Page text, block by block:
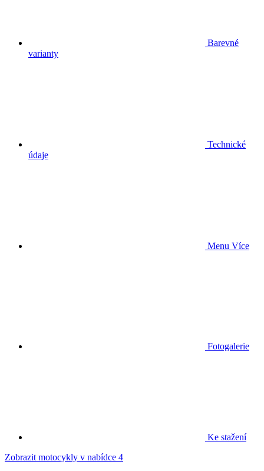
Barevné
varianty
Technické
údaje
Menu Více
Fotogalerie
Ke stažení
Zobrazit motocykly v nabídce 4